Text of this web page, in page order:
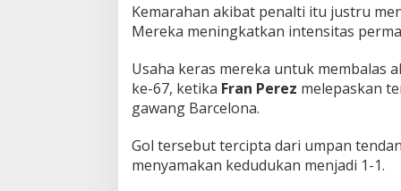
b
a
g
!
Kemarahan akibat penalti itu justru
Mereka meningkatkan intensitas
Usaha keras mereka untuk membalas
ke-67, ketika Fran Perez melepaskan
gawang Barcelona.
Gol tersebut tercipta dari umpan
menyamakan kedudukan menjadi 1-1.